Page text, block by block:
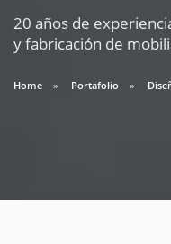
20 años de
y fabricación de
Home Portafolio